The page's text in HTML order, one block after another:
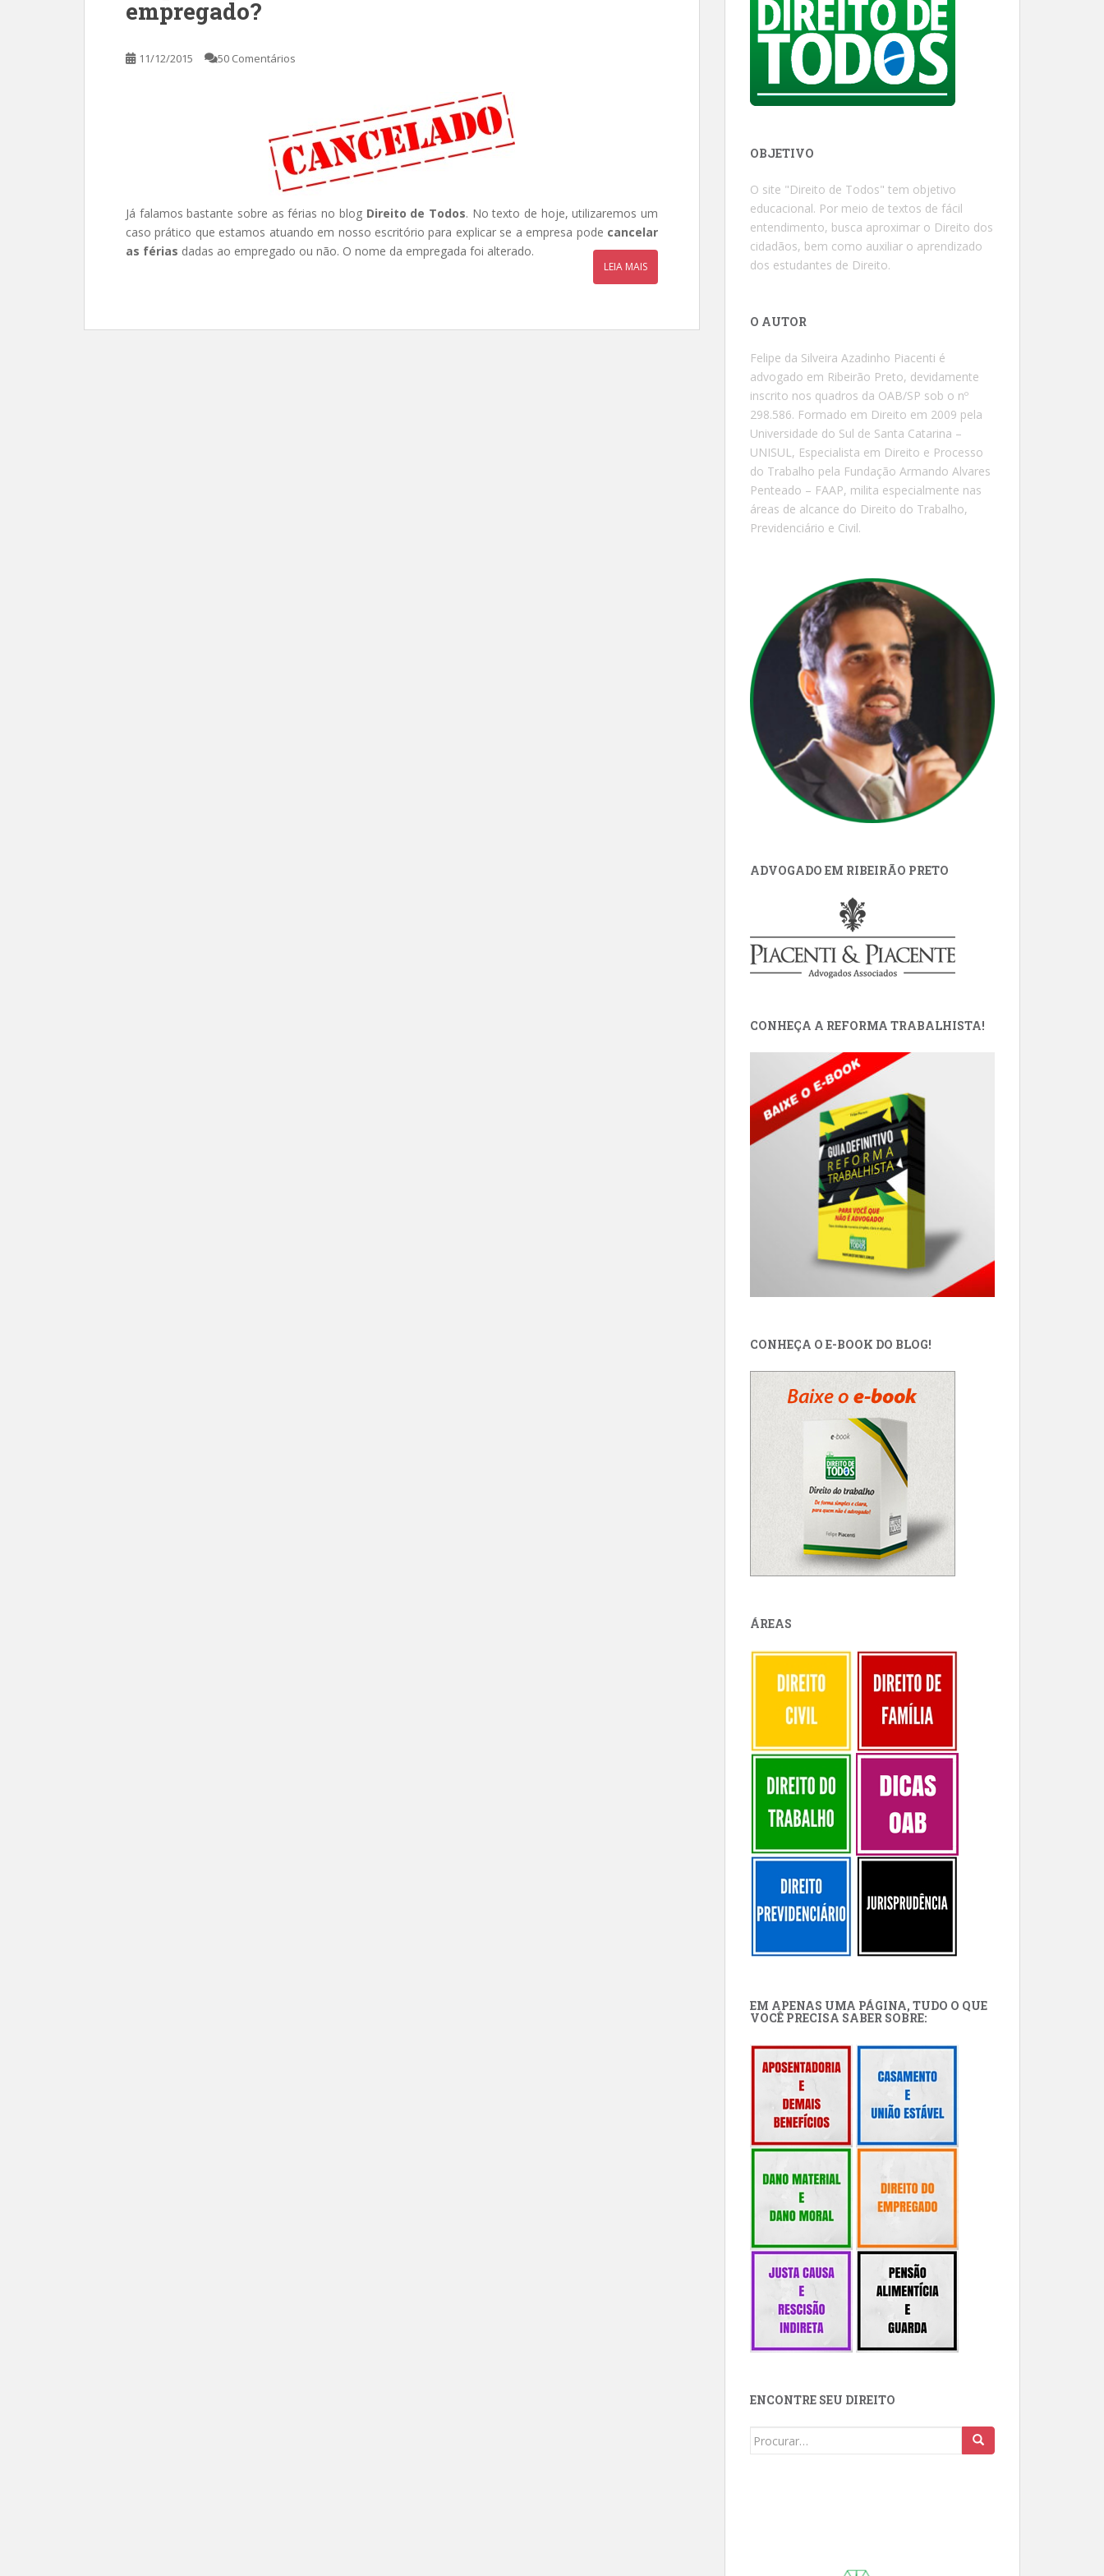
empregado?
11/12/2015 50 Comentários
Já falamos bastante sobre as férias no blog Direito de Todos. No texto de hoje, utilizaremos um
caso prático que estamos atuando em nosso escritório para explicar se a empresa pode cancelar
as férias dadas ao empregado ou não. O nome da empregada foi alterado.
LEIA MAIS
OBJETIVO
O site "Direito de Todos" tem objetivo
educacional. Por meio de textos de fácil
entendimento, busca aproximar o Direito dos
cidadãos, bem como auxiliar o aprendizado
dos estudantes de Direito.
O AUTOR
Felipe da Silveira Azadinho Piacenti é
advogado em Ribeirão Preto, devidamente
inscrito nos quadros da OAB/SP sob o nº
298.586. Formado em Direito em 2009 pela
Universidade do Sul de Santa Catarina –
UNISUL, Especialista em Direito e Processo
do Trabalho pela Fundação Armando Alvares
Penteado – FAAP, milita especialmente nas
áreas de alcance do Direito do Trabalho,
Previdenciário e Civil.
ADVOGADO EM RIBEIRÃO PRETO
CONHEÇA A REFORMA TRABALHISTA!
CONHEÇA O E-BOOK DO BLOG!
ÁREAS
EM APENAS UMA PÁGINA, TUDO O QUE
VOCÊ PRECISA SABER SOBRE:
ENCONTRE SEU DIREITO
Buscar: